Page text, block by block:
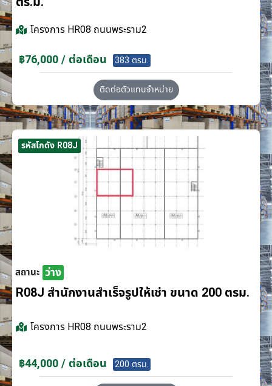
โครงการ HR08 ถนนพระราม2
฿76,000 / ต่อเดือน 383 ตรม.
ติดต่อตัวแทนจำหน่าย
รหัสโกดัง R08J
สถานะ ว่าง
R08J สำนักงานสำเร็จรูปให้เช่า ขนาด 200 ตรม.
โครงการ HR08 ถนนพระราม2
฿44,000 / ต่อเดือน 200 ตรม.